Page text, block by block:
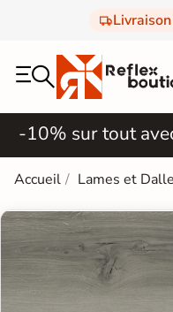
-10% sur tout
Accueil Lames et